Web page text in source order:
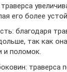
его более
благодаря
так как
и поломок.
траверса